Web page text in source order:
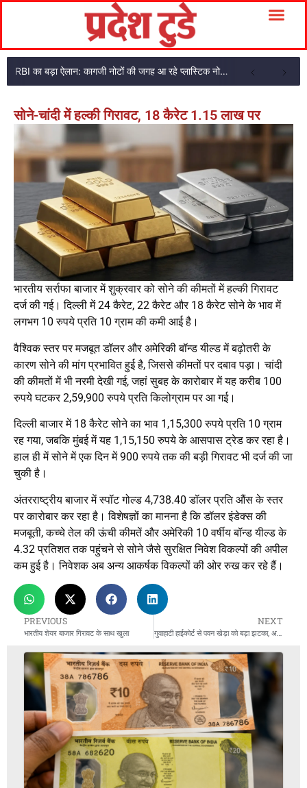
RBI का बड़ा ऐलान: कागजी नोटों की जगह आ रहे प्लास्टिक नोट, ₹10-₹20 के नोट बदल जाएंगे
सोने-चांदी में हल्की गिरावट, 18 कैरेट 1.15 लाख पर
भारतीय सर्राफा बाजार में शुक्रवार को सोने की कीमतों में हल्की गिरावट
दर्ज की गई। दिल्ली में 24 कैरेट, 22 कैरेट और 18 कैरेट सोने के भाव में
लगभग 10 रुपये प्रति 10 ग्राम की कमी आई है।
वैश्विक स्तर पर मजबूत डॉलर और अमेरिकी बॉन्ड यील्ड में बढ़ोतरी के
कारण सोने की मांग प्रभावित हुई है, जिससे कीमतों पर दबाव पड़ा। चांदी
की कीमतों में भी नरमी देखी गई, जहां सुबह के कारोबार में यह करीब 100
रुपये घटकर 2,59,900 रुपये प्रति किलोग्राम पर आ गई।
दिल्ली बाजार में 18 कैरेट सोने का भाव 1,15,300 रुपये प्रति 10 ग्राम
रह गया, जबकि मुंबई में यह 1,15,150 रुपये के आसपास ट्रेड कर रहा है।
हाल ही में सोने में एक दिन में 900 रुपये तक की बड़ी गिरावट भी दर्ज की जा
चुकी है।
अंतरराष्ट्रीय बाजार में स्पॉट गोल्ड 4,738.40 डॉलर प्रति औंस के स्तर
पर कारोबार कर रहा है। विशेषज्ञों का मानना है कि डॉलर इंडेक्स की
मजबूती, कच्चे तेल की ऊंची कीमतें और अमेरिकी 10 वर्षीय बॉन्ड यील्ड के
4.32 प्रतिशत तक पहुंचने से सोने जैसे सुरक्षित निवेश विकल्पों की अपील
कम हुई है। निवेशक अब अन्य आकर्षक विकल्पों की ओर रुख कर रहे हैं।
PREVIOUS
भारतीय शेयर बाजार गिरावट के साथ खुला
NEXT
गुवाहाटी हाईकोर्ट से पवन खेड़ा को बड़ा झटका, अग्रिम जमानत खारिज